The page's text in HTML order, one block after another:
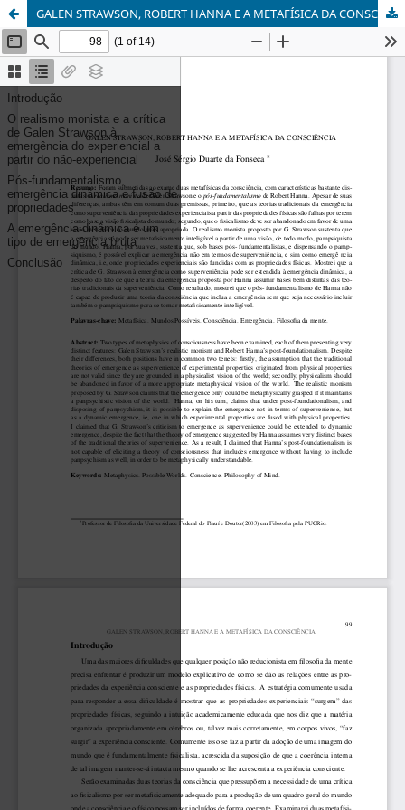
GALEN STRAWSON, ROBERT HANNA E A METAFÍSICA DA CONSCIÊNCIA